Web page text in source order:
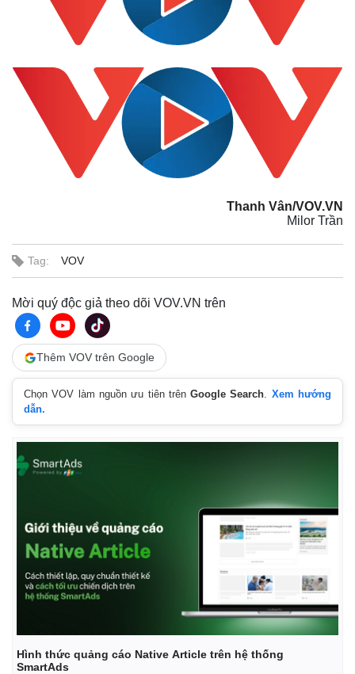
Pháp luật
Vụ án
Tin nóng
Tư vấn luật
Vũ khí
Phân tích
Thanh Vân/VOV.VN
Milor Trần
Tag: VOV
Mời quý độc giả theo dõi VOV.VN trên
Thêm VOV trên Google
Chọn VOV làm nguồn ưu tiên trênGoogle Search. Xem hướng
dẫn.
Hình thức quảng cáo Native Article trên hệ thống
SmartAds